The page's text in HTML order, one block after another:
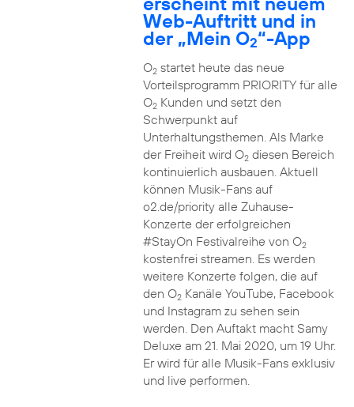
Web-Auftritt und in
der „Mein O2“-App
O2startet heute das neue
Vorteilsprogramm PRIORITY für alle
O2Kunden und setzt den
Schwerpunkt auf
Unterhaltungsthemen. Als Marke
der Freiheit wird O2diesen Bereich
kontinuierlich ausbauen. Aktuell
können Musik-Fans auf
o2.de/priority alle Zuhause-
Konzerte der erfolgreichen
#StayOn Festivalreihe von O2
kostenfrei streamen. Es werden
weitere Konzerte folgen, die auf
den O2Kanäle YouTube, Facebook
und Instagram zu sehen sein
werden. Den Auftakt macht Samy
Deluxe am 21. Mai 2020, um 19 Uhr.
Er wird für alle Musik-Fans exklusiv
und live performen.